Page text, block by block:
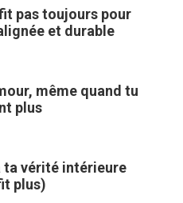
pas toujours pour
et durable
même quand tu
plus
ta vérité intérieure
plus)